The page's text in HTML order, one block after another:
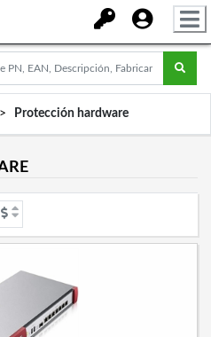
Protección hardware